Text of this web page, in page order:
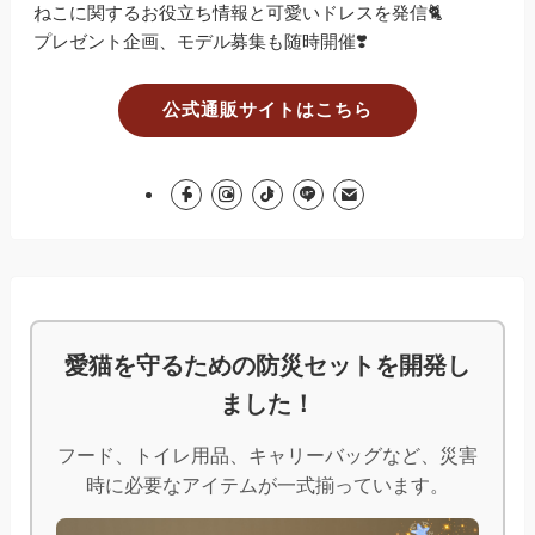
ねこに関するお役立ち情報と可愛いドレスを発信🐈
プレゼント企画、モデル募集も随時開催❣️
公式通販サイトはこちら
愛猫を守るための防災セットを開発し
ました！
フード、トイレ用品、キャリーバッグなど、災害
時に必要なアイテムが一式揃っています。